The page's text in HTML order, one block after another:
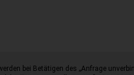
bei Betätigen des „Anfrage